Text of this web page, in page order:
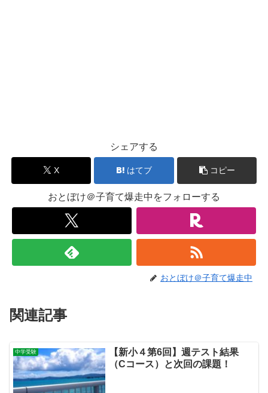
シェアする
X はてブ コピー
おとぼけ＠子育て爆走中をフォローする
おとぼけ＠子育て爆走中
関連記事
中学受験
【新小４第6回】週テスト結果
（Cコース）と次回の課題！